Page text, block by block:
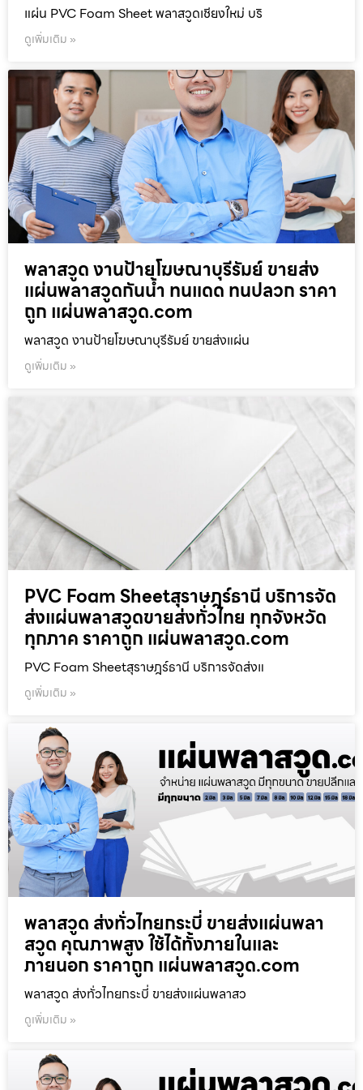
แผ่น PVC Foam Sheet พลาสวูดเชียงใหม่ บริ
ดูเพิ่มเติม »
พลาสวูด งานป้ายโฆษณาบุรีรัมย์ ขายส่ง
แผ่นพลาสวูดกันน้ำ ทนแดด ทนปลวก ราคา
ถูก แผ่นพลาสวูด.com
พลาสวูด งานป้ายโฆษณาบุรีรัมย์ ขายส่งแผ่น
ดูเพิ่มเติม »
PVC Foam Sheetสุราษฎร์ธานี บริการจัด
ส่งแผ่นพลาสวูดขายส่งทั่วไทย ทุกจังหวัด
ทุกภาค ราคาถูก แผ่นพลาสวูด.com
PVC Foam Sheetสุราษฎร์ธานี บริการจัดส่งแ
ดูเพิ่มเติม »
พลาสวูด ส่งทั่วไทยกระบี่ ขายส่งแผ่นพลา
สวูด คุณภาพสูง ใช้ได้ทั้งภายในและ
ภายนอก ราคาถูก แผ่นพลาสวูด.com
พลาสวูด ส่งทั่วไทยกระบี่ ขายส่งแผ่นพลาสว
ดูเพิ่มเติม »